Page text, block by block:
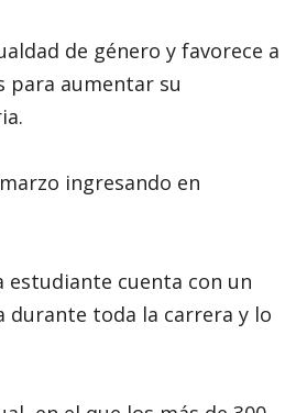
de género y favorece a
para aumentar su
ingresando en
estudiante cuenta con un
durante toda la carrera y lo